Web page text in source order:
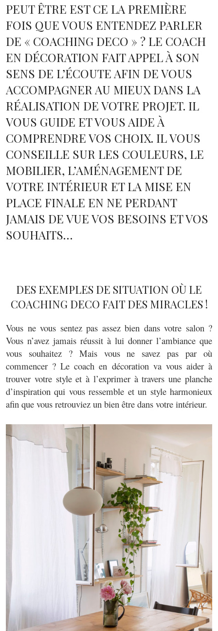
PEUT ÊTRE EST CE LA PREMIÈRE
FOIS QUE VOUS ENTENDEZ PARLER
DE « COACHING DECO » ? LE COACH
EN DÉCORATION FAIT APPEL À SON
SENS DE L’ÉCOUTE AFIN DE VOUS
ACCOMPAGNER AU MIEUX DANS LA
RÉALISATION DE VOTRE PROJET. IL
VOUS GUIDE ET VOUS AIDE À
COMPRENDRE VOS CHOIX. IL VOUS
CONSEILLE SUR LES COULEURS, LE
MOBILIER, L’AMÉNAGEMENT DE
VOTRE INTÉRIEUR ET LA MISE EN
PLACE FINALE EN NE PERDANT
JAMAIS DE VUE VOS BESOINS ET VOS
SOUHAITS…
DES EXEMPLES DE SITUATION OÙ LE
COACHING DECO FAIT DES MIRACLES !
Vous ne vous sentez pas assez bien dans votre salon ?
Vous n’avez jamais réussit à lui donner l’ambiance que
vous souhaitez ? Mais vous ne savez pas par où
commencer ? Le coach en décoration va vous aider à
trouver votre style et à l’exprimer à travers une planche
d’inspiration qui vous ressemble et un style harmonieux
afin que vous retrouviez un bien être dans votre intérieur.